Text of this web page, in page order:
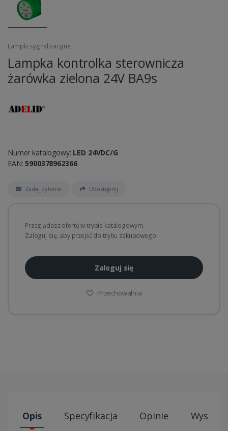
Lampki sygnalizacyjne
Lampka kontrolka sterownicza
żarówka zielona 24V BA9s
Numer katalogowy: LED 24VDC/G
EAN:5900378962366
Zadaj pytanie Udostępnij
Przeglądasz ofertę w trybie katalogowym.
Zaloguj się, aby przejść do trybu zakupowego.
Zaloguj się
Przechowalnia
Opis Specyfikacja Opinie Wysyłki